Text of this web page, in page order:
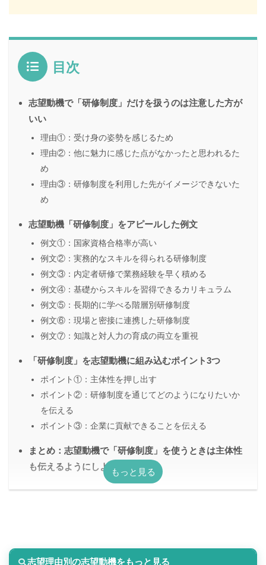
目次
志望動機で「研修制度」だけを扱うのは注意した方が
いい
理由①：受け身の姿勢を感じるため
理由②：他に魅力に感じた点がなかったと思われるた
め
理由③：研修制度を利用した先がイメージできないた
め
志望動機「研修制度」をアピールした例文
例文①：国家資格合格率が高い
例文②：実務的なスキルを得られる研修制度
例文③：内定者研修で業務経験を早く積める
例文④：基礎からスキルを習得できるカリキュラム
例文⑤：長期的に学べる階層別研修制度
例文⑥：現場と密接に連携した研修制度
例文⑦：知識と対人力の育成の両立を重視
「研修制度」を志望動機に組み込むポイント3つ
ポイント①：主体性を押し出す
ポイント②：研修制度を通じてどのようになりたいか
を伝える
ポイント③：企業に貢献できることを伝える
まとめ：志望動機で「研修制度」を使うときは主体性
も伝えるようにしよう
志望理由別の志望動機をもっと見る